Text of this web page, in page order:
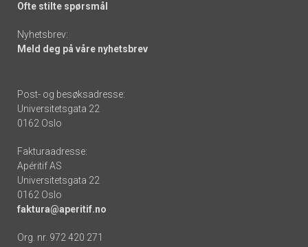
Ofte stilte spørsmål
Nyhetsbrev:
Meld deg på våre nyhetsbrev
Post- og besøksadresse:
Universitetsgata 22
0162 Oslo
Fakturaadresse:
Apéritif AS
Universitetsgata 22
0162 Oslo
faktura@aperitif.no
Org. nr. 972 420 271